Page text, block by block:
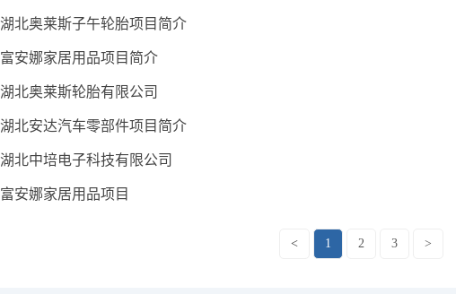
湖北奥莱斯子午轮胎项目简介
富安娜家居用品项目简介
湖北奥莱斯轮胎有限公司
湖北安达汽车零部件项目简介
湖北中培电子科技有限公司
富安娜家居用品项目
< 1 2 3 >